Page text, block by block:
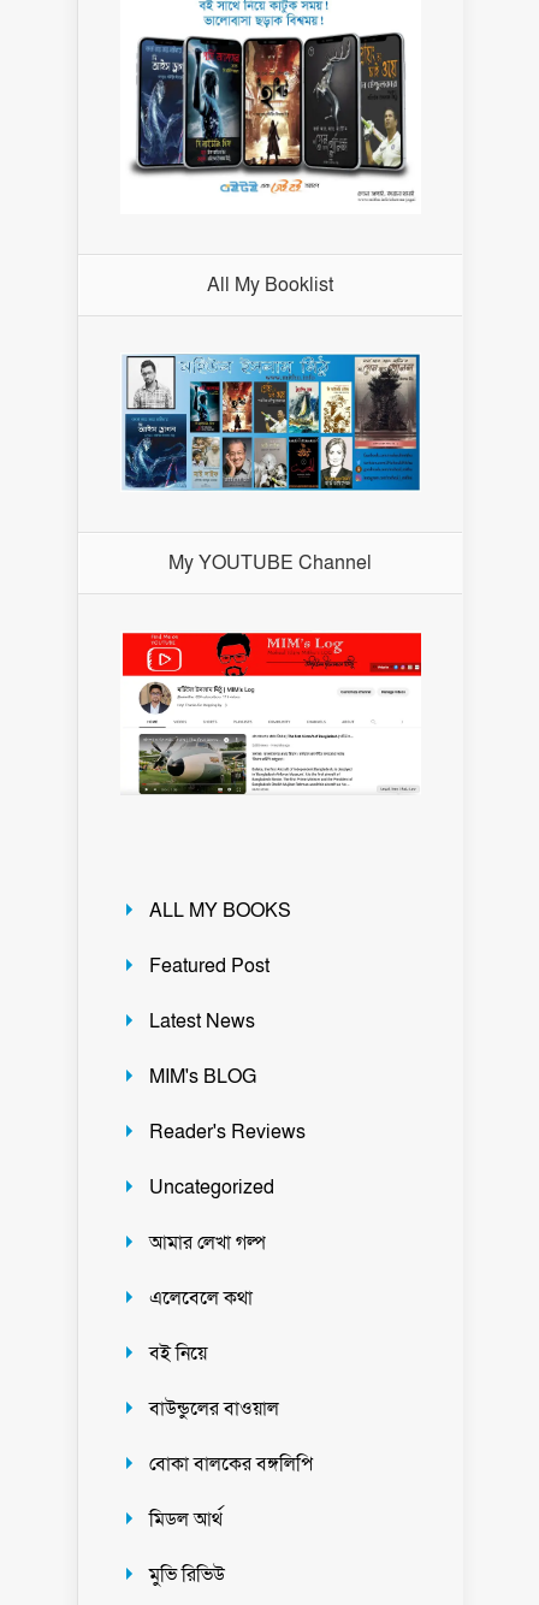
All My Booklist
My YOUTUBE Channel
ALL MY BOOKS
Featured Post
Latest News
MIM's BLOG
Reader's Reviews
Uncategorized
আমার লেখা গল্প
এলেবেলে কথা
বই নিয়ে
বাউন্ডুলের বাওয়াল
বোকা বালকের বঙ্গলিপি
মিডল আর্থ
মুভি রিভিউ